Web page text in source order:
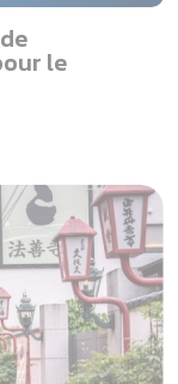
le